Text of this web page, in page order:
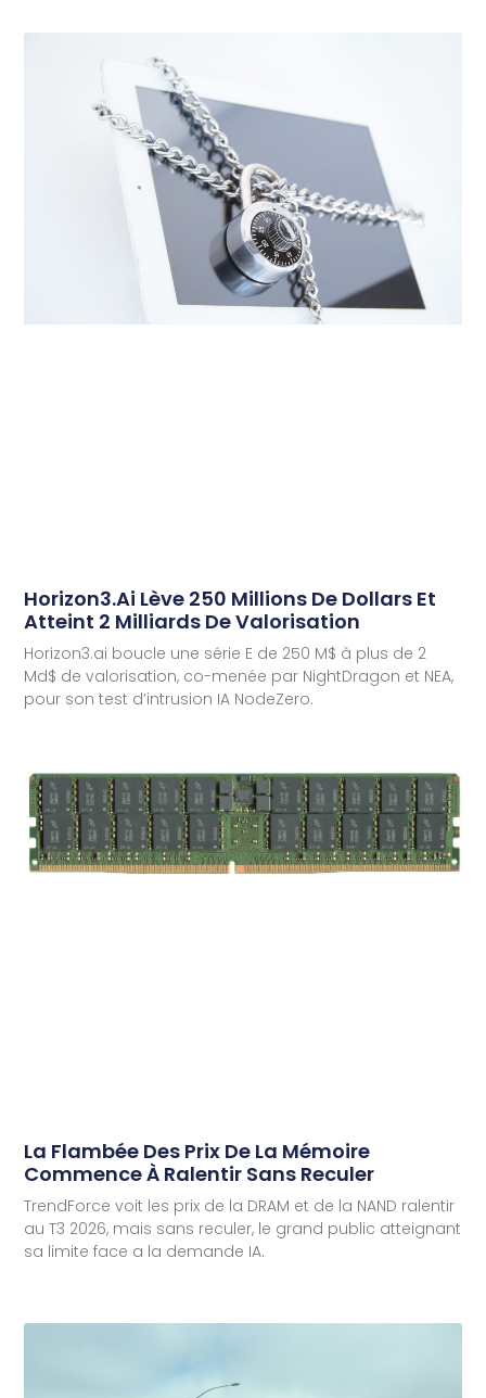
Horizon3.ai Lève 250 Millions De Dollars Et
Atteint 2 Milliards De Valorisation
Horizon3.ai boucle une série E de 250 M$ à plus de 2
Md$ de valorisation, co-menée par NightDragon et NEA,
pour son test d’intrusion IA NodeZero.
La Flambée Des Prix De La Mémoire
Commence À Ralentir Sans Reculer
TrendForce voit les prix de la DRAM et de la NAND ralentir
au T3 2026, mais sans reculer, le grand public atteignant
sa limite face a la demande IA.